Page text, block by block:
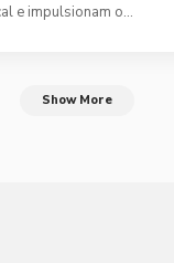
e impulsionam o…
Show More